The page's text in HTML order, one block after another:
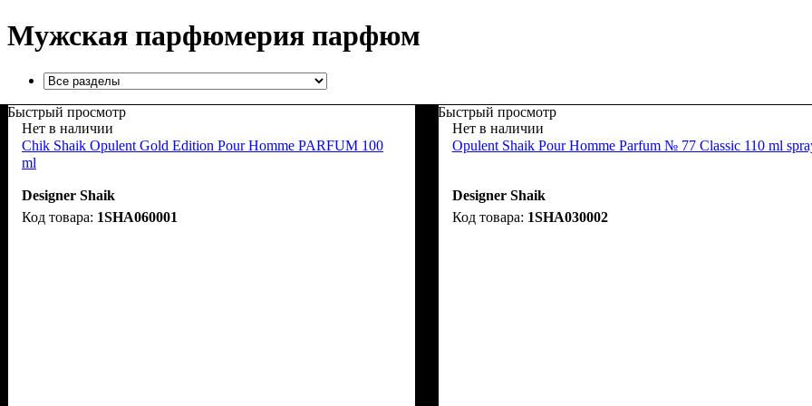
Мужская парфюмерия парфюм
Быстрый просмотр
Нет в наличии
Chik Shaik Opulent Gold Edition Pour Homme PARFUM 100
ml
Designer Shaik
1SHA060001
Быстрый просмотр
Нет в наличии
Opulent Shaik Pour Homme Parfum № 77 Classic 110 ml
Designer Shaik
1SHA030002